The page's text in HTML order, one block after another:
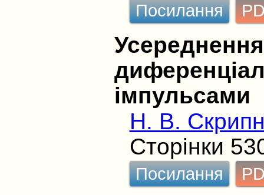
Посилання
імпульсами
Н. В.
Сторінки
Посилання